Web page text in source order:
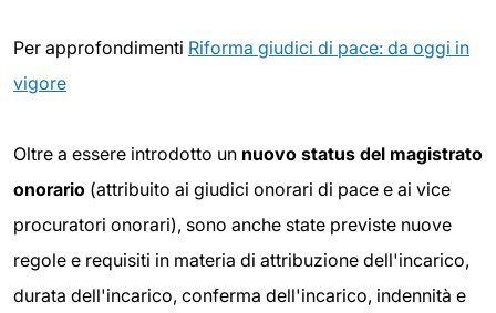
Per approfondimenti Riforma giudici di pace: da oggi in
vigore
Oltre a essere introdotto un nuovo status del magistrato
onorario (attribuito ai giudici onorari di pace e ai vice
procuratori onorari), sono anche state previste nuove
regole e requisiti in materia di attribuzione dell'incarico,
durata dell'incarico, conferma dell'incarico, indennità e